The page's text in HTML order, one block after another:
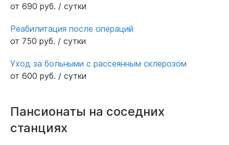
от 690 руб. / сутки
Реабилитация после операций
от 750 руб. / сутки
Уход за больными с рассеянным склерозом
от 600 руб. / сутки
Пансионаты на соседних
станциях